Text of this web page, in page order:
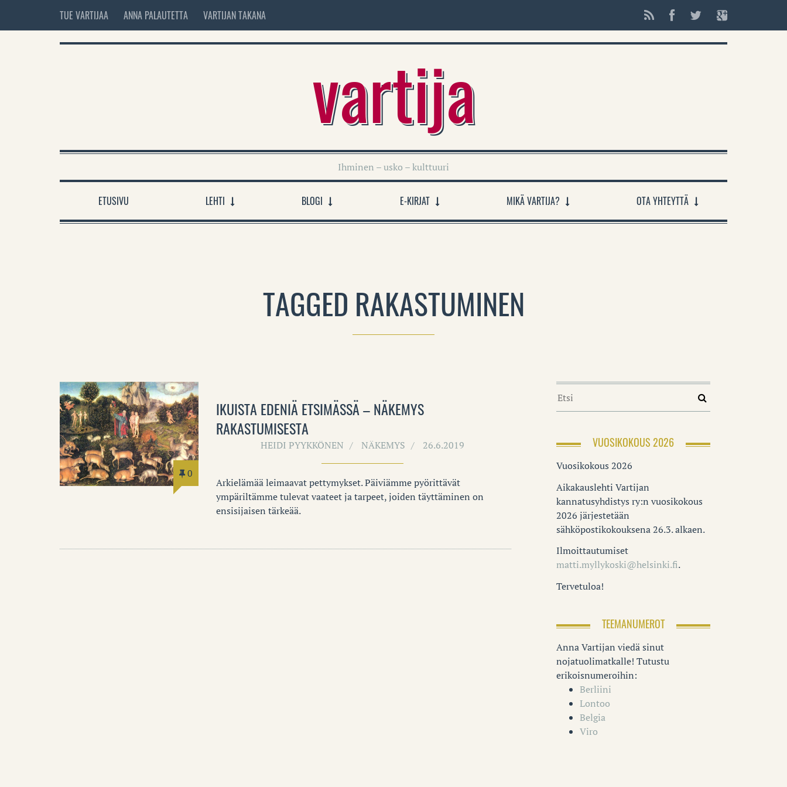
TUE VARTIJAA ANNA PALAUTETTA VARTIJAN TAKANA
vartija
Ihminen – usko – kulttuuri
ETUSIVU LEHTI BLOGI E-KIRJAT MIKÄ VARTIJA? OTA YHTEYTTÄ
TAGGED RAKASTUMINEN
0
IKUISTA EDENIÄ ETSIMÄSSÄ – NÄKEMYS
RAKASTUMISESTA
HEIDI PYYKKÖNEN NÄKEMYS 26.6.2019
Arkielämää leimaavat pettymykset. Päiviämme pyörittävät
ympäriltämme tulevat vaateet ja tarpeet, joiden täyttäminen on
ensisijaisen tärkeää.
VUOSIKOKOUS 2026
Vuosikokous 2026
Aikakauslehti Vartijan
kannatusyhdistys ry:n vuosikokous
2026 järjestetään
sähköpostikokouksena 26.3. alkaen.
Ilmoittautumiset
matti.myllykoski@helsinki.fi.
Tervetuloa!
TEEMANUMEROT
Anna Vartijan viedä sinut
nojatuolimatkalle! Tutustu
erikoisnumeroihin:
Berliini
Lontoo
Belgia
Viro